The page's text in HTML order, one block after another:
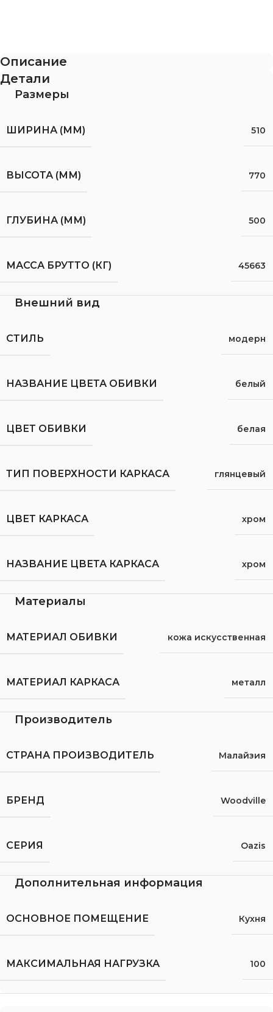
Описание
Детали
Размеры
ШИРИНА (ММ) 510
ВЫСОТА (ММ) 770
ГЛУБИНА (ММ) 500
МАССА БРУТТО (КГ) 45663
Внешний вид
СТИЛЬ модерн
НАЗВАНИЕ ЦВЕТА ОБИВКИ белый
ЦВЕТ ОБИВКИ белая
ТИП ПОВЕРХНОСТИ КАРКАСА глянцевый
ЦВЕТ КАРКАСА хром
НАЗВАНИЕ ЦВЕТА КАРКАСА хром
Материалы
МАТЕРИАЛ ОБИВКИ кожа искусственная
МАТЕРИАЛ КАРКАСА металл
Производитель
СТРАНА ПРОИЗВОДИТЕЛЬ Малайзия
БРЕНД Woodville
СЕРИЯ Oazis
Дополнительная информация
ОСНОВНОЕ ПОМЕЩЕНИЕ Кухня
МАКСИМАЛЬНАЯ НАГРУЗКА 100